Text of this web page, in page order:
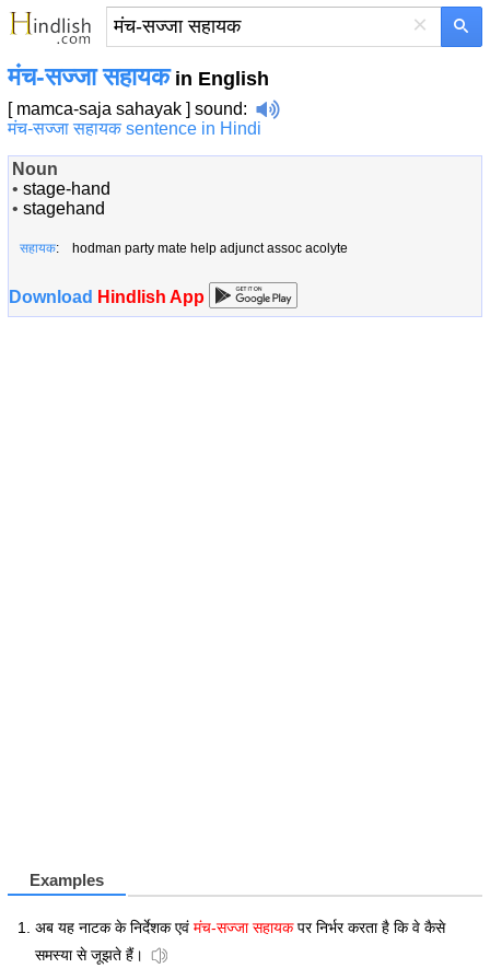
×
मंच-सज्जा सहायकin English
[ mamca-saja sahayak ] sound:
मंच-सज्जा सहायक sentence in Hindi
Noun
• stage-hand
• stagehand
सहायक: hodman party mate help adjunct assoc acolyte
Download Hindlish App
Examples
अब यह नाटक के निर्देशक एवं मंच-सज्जा सहायकपर निर्भर करता है कि वे कैसे
समस्या से जूझते हैं।